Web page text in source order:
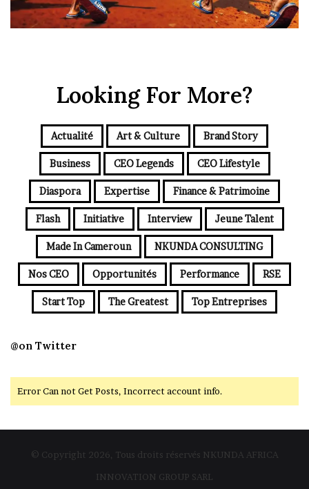
Looking For More?
Actualité Art & Culture Brand Story
Business CEO Legends CEO Lifestyle
Diaspora Expertise Finance & Patrimoine
Flash Initiative Interview Jeune Talent
Made In Cameroun NKUNDA CONSULTING
Nos CEO Opportunités Performance RSE
Start Top The Greatest Top Entreprises
@on Twitter
Error Can not Get Posts, Incorrect account info.
© Copyright 2026, Tous droits réservés NKUNDA AFRICA
INNOVATION GROUP SARL